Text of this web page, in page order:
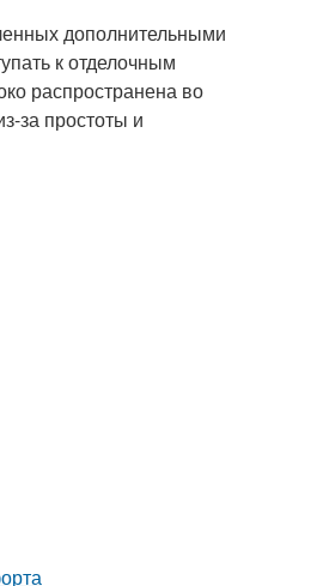
дополнительными
к отделочным
распространена во
за простоты и